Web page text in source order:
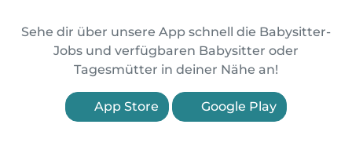
Sehe dir über unsere App schnell die Babysitter-
Jobs und verfügbaren Babysitter oder
Tagesmütter in deiner Nähe an!
App Store Google Play